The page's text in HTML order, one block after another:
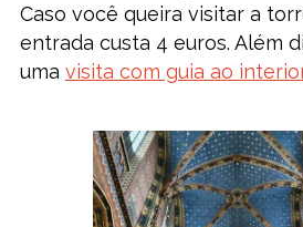
Caso você queira visitar a
entrada custa 4 euros. Além
uma visita com guia ao